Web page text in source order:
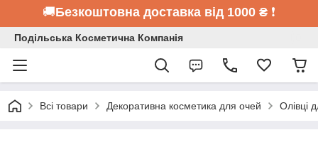
🚚Безкоштовна доставка від 1000 ₴ ❗
Подільська Косметична Компанія
Всі товари Декоративна косметика для очей Олівці